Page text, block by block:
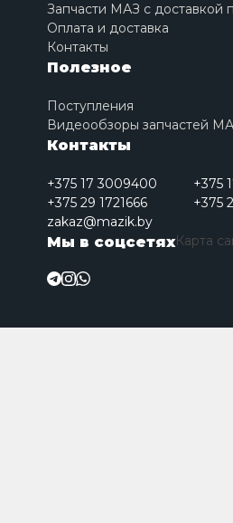
Запчасти МАЗ с доставкой
Оплата и доставка
Контакты
Полезное
Поступления
Видеообзоры запчастей
Контакты
+375 17 3009400
+375
+375 29 1721666
+375
zakaz@mazik.by
Мы в соцсетяхКарта